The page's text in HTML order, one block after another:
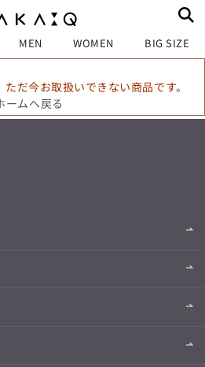
MEN WOMEN BIG SIZE
だ今お取扱いできない商品です。
ームへ戻る